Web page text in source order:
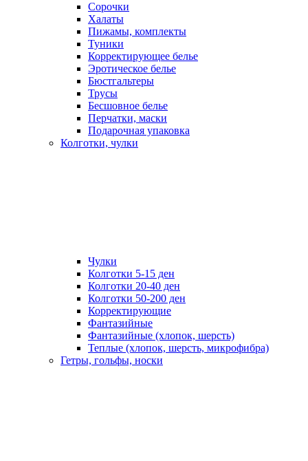
Сорочки
Халаты
Пижамы, комплекты
Туники
Корректирующее белье
Эротическое белье
Бюстгальтеры
Трусы
Бесшовное белье
Перчатки, маски
Подарочная упаковка
Колготки, чулки
Чулки
Колготки 5-15 ден
Колготки 20-40 ден
Колготки 50-200 ден
Корректирующие
Фантазийные
Фантазийные (хлопок, шерсть)
Теплые (хлопок, шерсть, микрофибра)
Гетры, гольфы, носки